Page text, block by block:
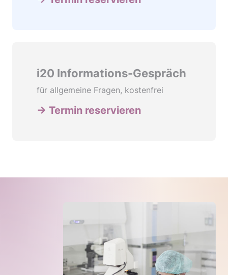
i20 Informations-Gespräch
für allgemeine Fragen, kostenfrei
→ Termin reservieren